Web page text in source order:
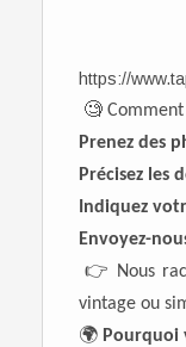
https://
🧐
Prenez des
Précisez les
Indiquez
Envoyez-
👉
Nous
vintage ou
🌍 Pourquoi